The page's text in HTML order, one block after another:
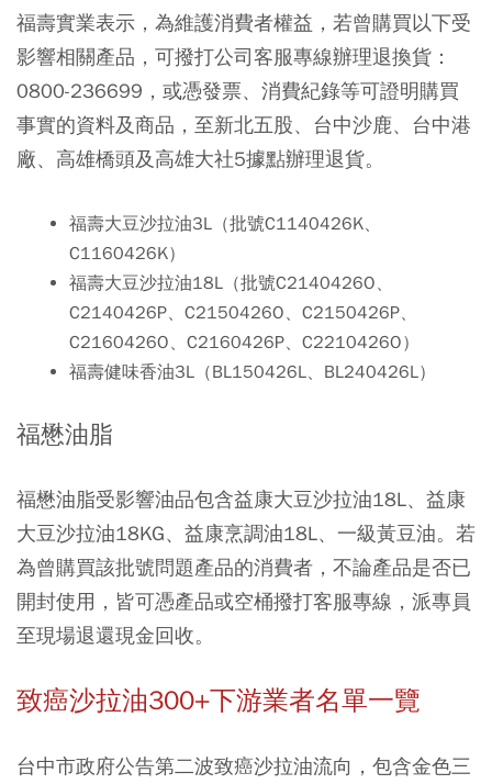
福壽實業表示，為維護消費者權益，若曾購買以下受
影響相關產品，可撥打公司客服專線辦理退換貨：
0800-236699，或憑發票、消費紀錄等可證明購買
事實的資料及商品，至新北五股、台中沙鹿、台中港
廠、高雄橋頭及高雄大社5據點辦理退貨。
福壽大豆沙拉油3L（批號C1140426K、
C1160426K）
福壽大豆沙拉油18L（批號C2140426O、
C2140426P、C2150426O、C2150426P、
C2160426O、C2160426P、C2210426O）
福壽健味香油3L（BL150426L、BL240426L）
福懋油脂
福懋油脂受影響油品包含益康大豆沙拉油18L、益康
大豆沙拉油18KG、益康烹調油18L、一級黃豆油。若
為曾購買該批號問題產品的消費者，不論產品是否已
開封使用，皆可憑產品或空桶撥打客服專線，派專員
至現場退還現金回收。
致癌沙拉油300+下游業者名單一覽
台中市政府公告第二波致癌沙拉油流向，包含金色三